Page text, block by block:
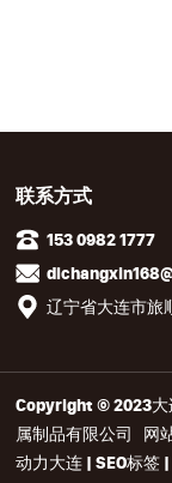
联系方式
153 0982 1777
辽宁省大连市旅
Copyright © 2023
属制品有限公司
网
动力大连 |SEO标签